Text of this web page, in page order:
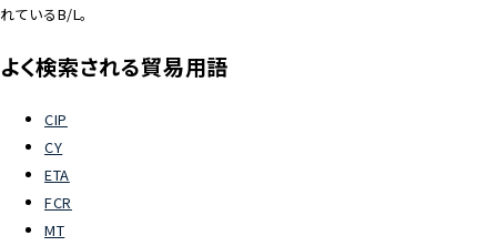
サステナビリティ
れているB/L。
よく検索される貿易用語
CIP
CY
ETA
FCR
MT